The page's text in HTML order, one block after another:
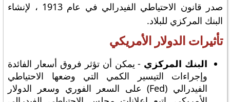
صدر قانون الاحتياطي الفيدرالي في عام 1913 ، لإنشاء
البنك المركزي للبلاد.
تأثيرات الدولار الأمريكي
البنك المركزي - يمكن أن تؤثر فروق أسعار الفائدة
وإجراءات التيسير الكمي التي وضعها الاحتياطي
الفيدرالي (Fed) على السعر الفوري وسعر الدولار